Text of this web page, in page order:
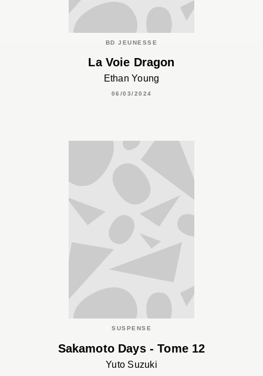
BD JEUNESSE
La Voie Dragon
Ethan Young
06/03/2024
SUSPENSE
Sakamoto Days - Tome 12
Yuto Suzuki